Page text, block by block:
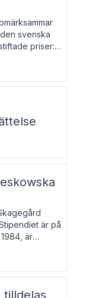
svenska
priser:
till
svensk
Magnus
är på
är